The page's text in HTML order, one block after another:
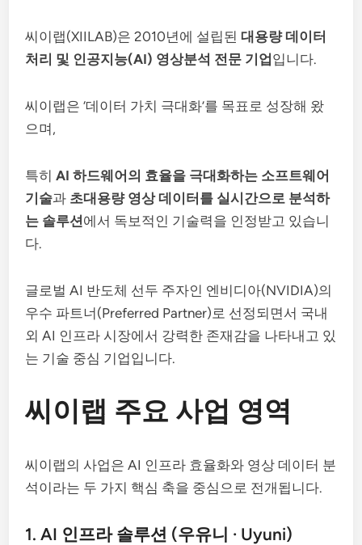
씨이랩(XIILAB)은 2010년에 설립된대용량 데이터
처리 및 인공지능(AI) 영상분석 전문 기업입니다.
씨이랩은 ‘데이터 가치 극대화’를 목표로 성장해 왔
으며,
특히AI 하드웨어의 효율을 극대화하는 소프트웨어
기술과 초대용량 영상 데이터를 실시간으로 분석하
는 솔루션에서 독보적인 기술력을 인정받고 있습니
다.
글로벌 AI 반도체 선두 주자인 엔비디아(NVIDIA)의
우수 파트너(Preferred Partner)로 선정되면서 국내
외 AI 인프라 시장에서 강력한 존재감을 나타내고 있
는 기술 중심 기업입니다.
씨이랩 주요 사업 영역
씨이랩의 사업은 AI 인프라 효율화와 영상 데이터 분
석이라는 두 가지 핵심 축을 중심으로 전개됩니다.
1. AI 인프라 솔루션 (우유니 · Uyuni)